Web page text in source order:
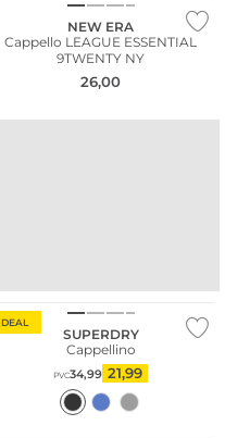
NEW ERA
Cappello LEAGUE ESSENTIAL
9TWENTY NY
26,00
DEAL
SUPERDRY
Cappellino
PVC34,99 21,99